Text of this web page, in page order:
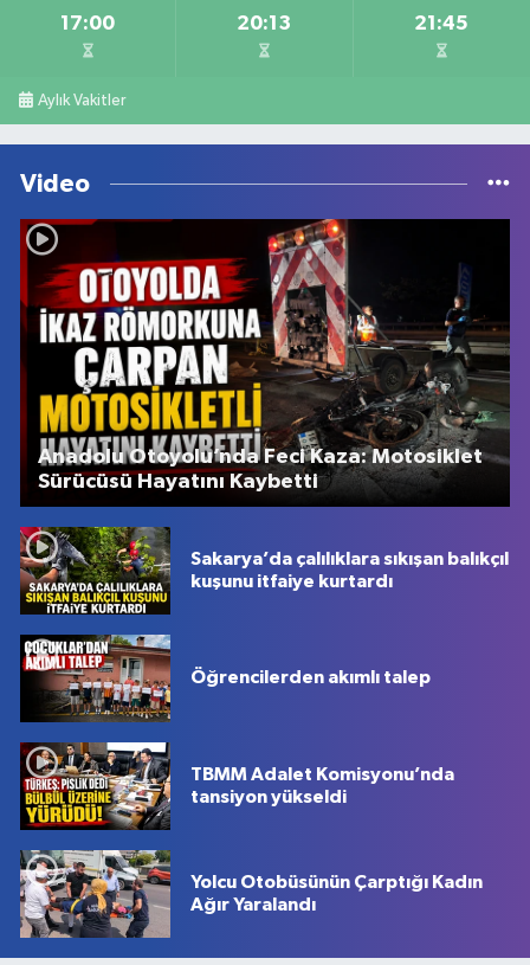
17:00 20:13 21:45
Aylık Vakitler
Video
Anadolu Otoyolu’nda Feci Kaza: Motosiklet
Sürücüsü Hayatını Kaybetti
Sakarya’da çalılıklara sıkışan balıkçıl
kuşunu itfaiye kurtardı
Öğrencilerden akımlı talep
TBMM Adalet Komisyonu’nda
tansiyon yükseldi
Yolcu Otobüsünün Çarptığı Kadın
Ağır Yaralandı